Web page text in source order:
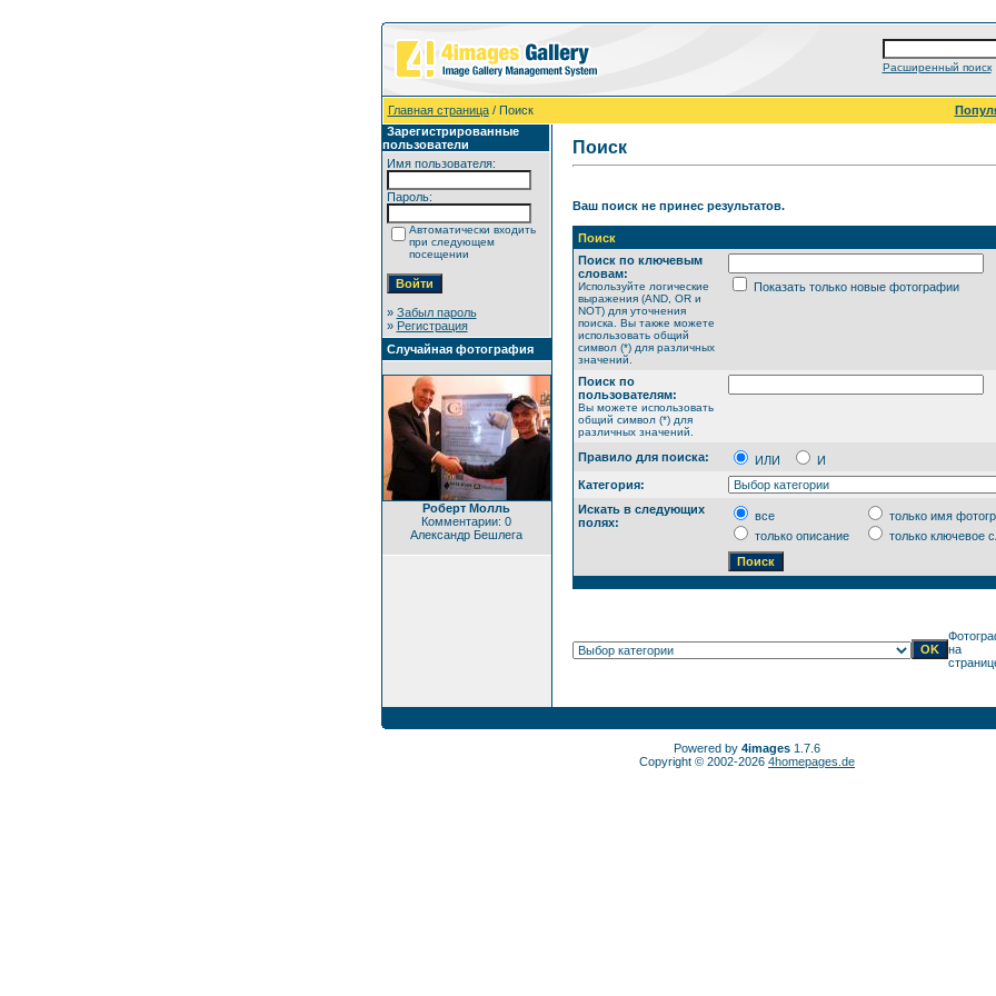
Расширенный поиск
Главная страница/ Поиск
Зарегистрированные
пользователи
Имя пользователя:
Пароль:
Автоматически входить
при следующем
посещении
» Забыл пароль
» Регистрация
Случайная фотография
Роберт Молль
Комментарии: 0
Александр Бешлега
Поиск
Ваш поиск не принес результатов.
Поиск
Поиск по ключевым
словам:
Используйте логические
выражения (AND, OR и
NOT) для уточнения
поиска. Вы также можете
использовать общий
символ (*) для различных
значений.
Показать только новые фотографии
Поиск по
пользователям:
Вы можете использовать
общий символ (*) для
различных значений.
Правило для поиска: ИЛИ
И
Категория:
Искать в следующих
полях:
все
только имя
только описание
только ключевое
на
Powered by 4images 1.7.6
Copyright © 2002-2026 4homepages.de